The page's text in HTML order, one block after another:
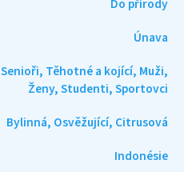
Do přírody
Únava
Senioři, Těhotné a kojící, Muži,
Ženy, Studenti, Sportovci
Bylinná, Osvěžující, Citrusová
Indonésie